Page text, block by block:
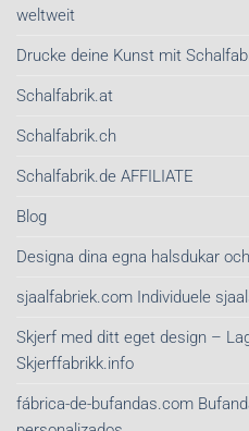
weltweit
Drucke deine Kunst mit
Schalfabrik.at
Schalfabrik.ch
Schalfabrik.de AFFILIATE
Blog
Designa dina egna halsdukar
sjaalfabriek.com Individuele
Skjerf med ditt eget design –
Skjerffabrikk.info
fábrica-de-bufandas.com